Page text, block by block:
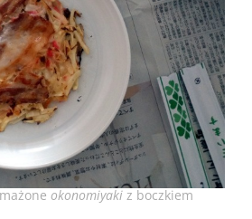
okonomiyakiz boczkiem